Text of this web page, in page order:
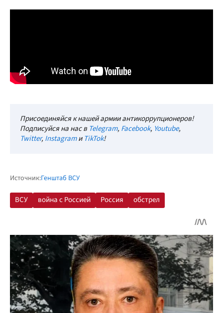
Присоединяйся к нашей армии антикоррупционеров!
Подписуйся на нас в Telegram, Facebook, Youtube,
Twitter, InstagramиTikTok!
Источник:Генштаб ВСУ
ВСУ война с Россией Россия обстрел